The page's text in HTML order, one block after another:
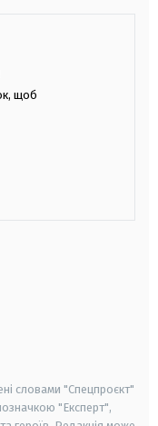
щоб
словами "Спецпроєкт"
"Експерт",